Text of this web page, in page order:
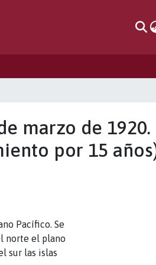
marzo de 1920.
por 15
Pacífico. Se
norte el plano
sur las islas